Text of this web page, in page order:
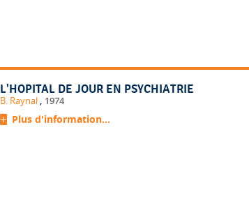
L'HOPITAL DE JOUR EN PSYCHIATRIE
B. Raynal , 1974
Plus d'information...